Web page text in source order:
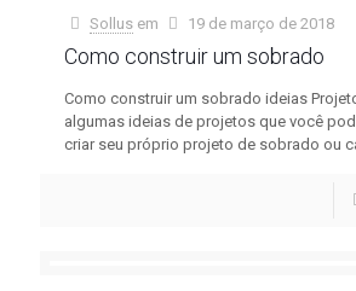
Sollus em 19 de março de 2018
Como construir um sobrado
Como construir um sobrado ideias
algumas ideias de projetos que você
criar seu próprio projeto de sobrado ou